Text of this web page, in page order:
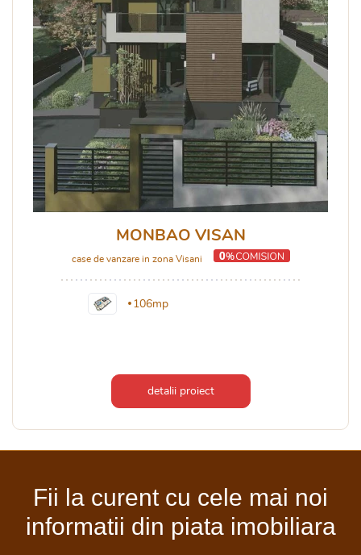
MONBAO VISAN
case de vanzare in zona Visani
106mp
detalii proiect
Fii la curent cu cele mai noi
informatii din piata imobiliara